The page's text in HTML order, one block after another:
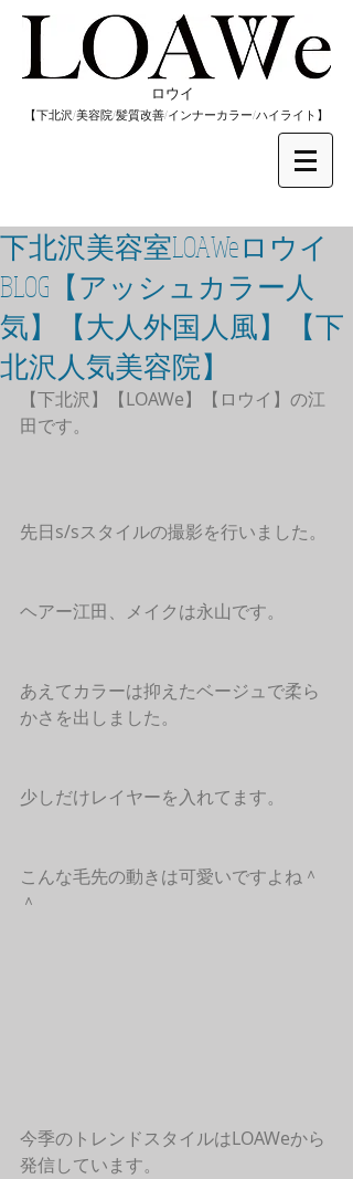
​ロウイ
​【下北沢/美容院/髪質改善/インナーカラー/​ハイライト】
下北沢美容室LOAWeロウイ
BLOG【アッシュカラー人
気】【大人外国人風】【下
北沢人気美容院】
【下北沢】【LOAWe】【ロウイ】の江
田です。
先日s/sスタイルの撮影を行いました。
ヘアー江田、メイクは永山です。
あえてカラーは抑えたベージュで柔ら
かさを出しました。
少しだけレイヤーを入れてます。
こんな毛先の動きは可愛いですよね＾
＾
今季のトレンドスタイルはLOAWeから
発信しています。